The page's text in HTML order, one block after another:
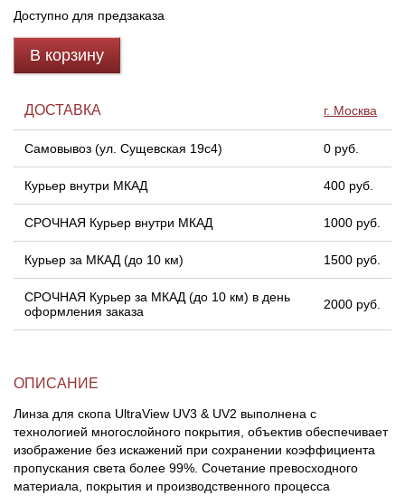
Доступно для предзаказа
В корзину
ДОСТАВКА г. Москва
Самовывоз (ул. Сущевская 19с4) 0 руб.
Курьер внутри МКАД 400 руб.
СРОЧНАЯ Курьер внутри МКАД 1000 руб.
Курьер за МКАД (до 10 км) 1500 руб.
СРОЧНАЯ Курьер за МКАД (до 10 км) в день
оформления заказа
2000 руб.
ОПИСАНИЕ
Линза для скопа UltraView UV3 & UV2 выполнена с
технологией многослойного покрытия, объектив обеспечивает
изображение без искажений при сохранении коэффициента
пропускания света более 99%. Сочетание превосходного
материала, покрытия и производственного процесса
Линейки для настройки лука
Кликеры для лука
Плунжеры для лука
Киссеры для лука
Охотничьи ножи